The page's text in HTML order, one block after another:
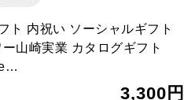
ト 内祝い ソーシャルギフト
ー山崎実業 カタログギフト
3,300円